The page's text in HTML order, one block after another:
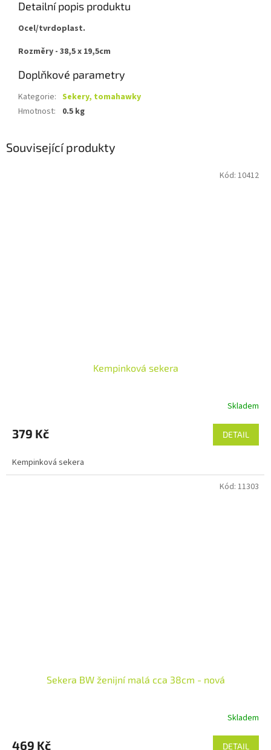
Detailní popis produktu
Ocel/tvrdoplast.
Rozměry - 38,5 x 19,5cm
Doplňkové parametry
Kategorie: Sekery, tomahawky
Hmotnost: 0.5 kg
Související produkty
Kempinková sekera
Skladem
379 Kč DETAIL
Kempinková sekera
Kód: 10412
Sekera BW ženijní malá cca 38cm - nová
Skladem
469 Kč DETAIL
Kód: 11303